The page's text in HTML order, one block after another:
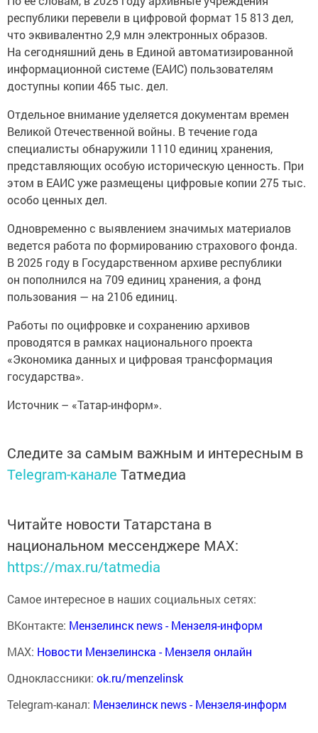
республики перевели в цифровой формат 15 813 дел,
что эквивалентно 2,9 млн электронных образов.
На сегодняшний день в Единой автоматизированной
информационной системе (ЕАИС) пользователям
доступны копии 465 тыс. дел.
Отдельное внимание уделяется документам времен
Великой Отечественной войны. В течение года
специалисты обнаружили 1110 единиц хранения,
представляющих особую историческую ценность. При
этом в ЕАИС уже размещены цифровые копии 275 тыс.
особо ценных дел.
Одновременно с выявлением значимых материалов
ведется работа по формированию страхового фонда.
В 2025 году в Государственном архиве республики
он пополнился на 709 единиц хранения, а фонд
пользования — на 2106 единиц.
Работы по оцифровке и сохранению архивов
проводятся в рамках национального проекта
«Экономика данных и цифровая трансформация
государства».
Источник – «Татар-информ».
Следите за самым важным и интересным в
Telegram-канале Татмедиа
Читайте новости Татарстана в
национальном мессенджере MАХ:
https://max.ru/tatmedia
Самое интересное в наших социальных сетях:
ВКонтакте: Мензелинск news - Мензеля-информ
MAX: Новости Мензелинска - Мензеля онлайн
Одноклассники: ok.ru/menzelinsk
Telegram-канал: Мензелинск news - Мензеля-информ